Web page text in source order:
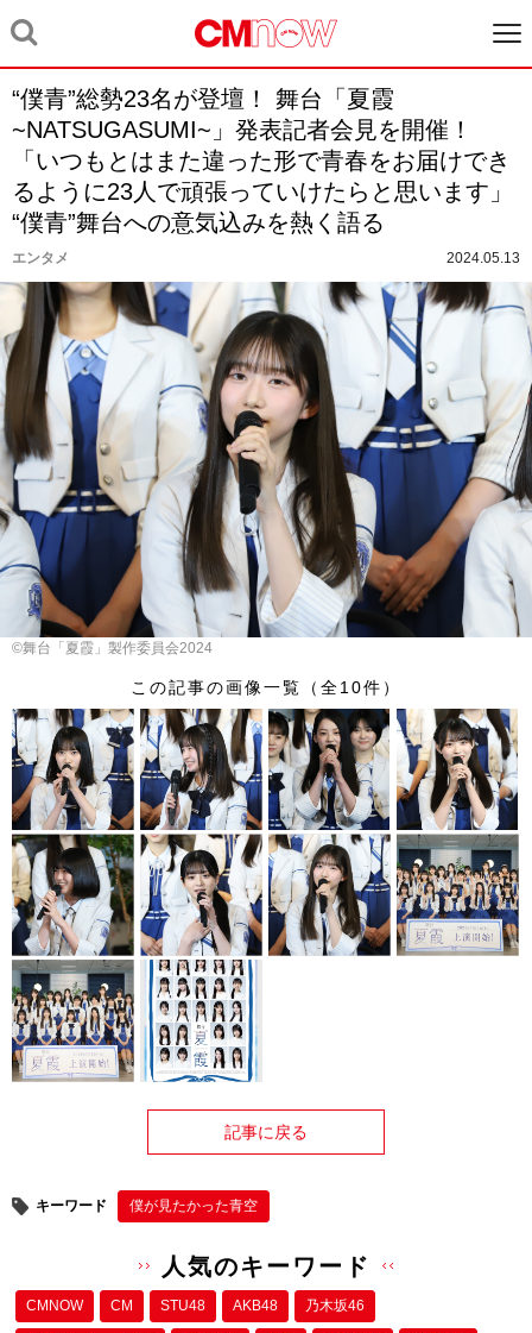
“僕青”総勢23名が登壇！ 舞台「夏霞
~NATSUGASUMI~」発表記者会見を開催！
「いつもとはまた違った形で青春をお届けでき
るように23人で頑張っていけたらと思います」
“僕青”舞台への意気込みを熱く語る
エンタメ 2024.05.13
©舞台「夏霞」製作委員会2024
この記事の画像一覧（全10件）
記事に戻る
キーワード 僕が⾒たかった⻘空
人気のキーワード
CMNOW CM STU48 AKB48 乃木坂46